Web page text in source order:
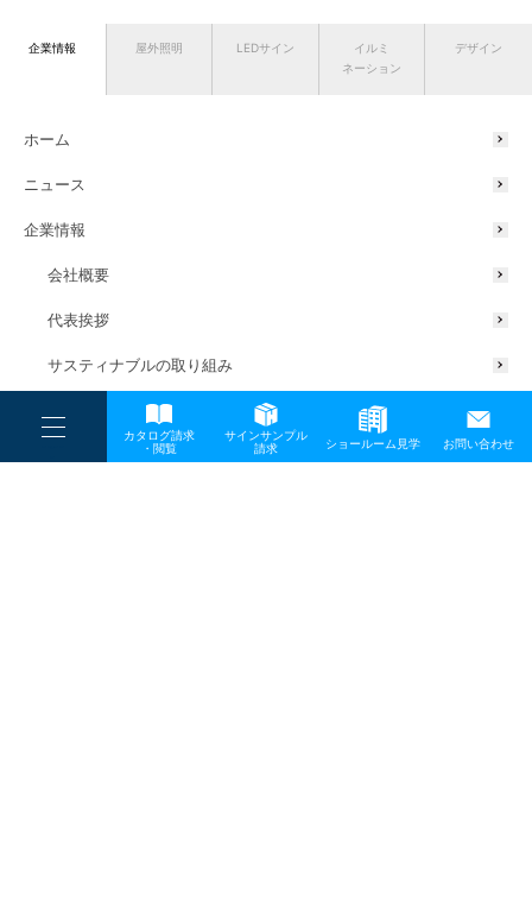
----
----
-
カタログ請求
・閲覧
サインサンプル
請求
ショールーム見学 お問い合わせ
企業情報 屋外照明 LEDサイン
イルミ
ネーション
デザイン
ホーム
ニュース
企業情報
会社概要
代表挨拶
サスティナブルの取り組み
一般事業主行動計画